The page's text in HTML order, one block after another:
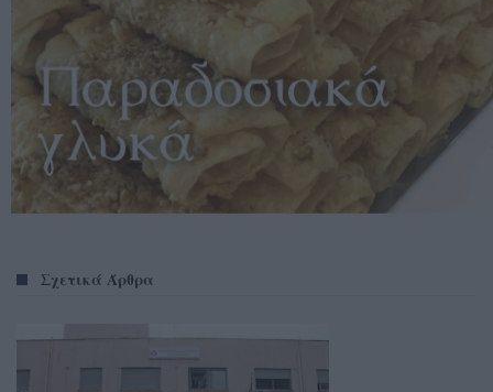
Σχετικά Άρθρα